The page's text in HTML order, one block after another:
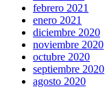
febrero 2021
enero 2021
diciembre 2020
noviembre 2020
octubre 2020
septiembre 2020
agosto 2020